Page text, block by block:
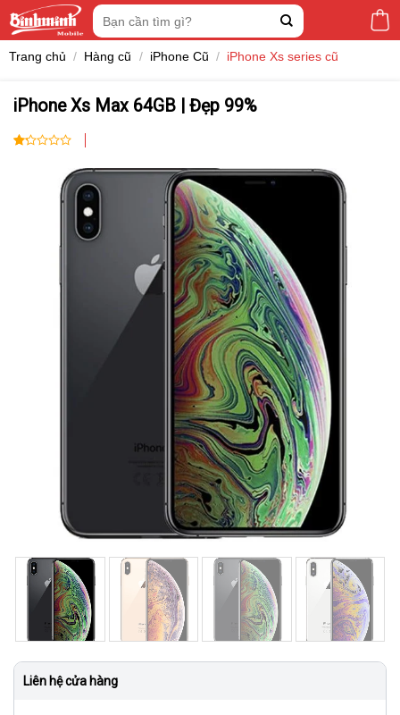
Tìm
kiếm:
Trang chủ / Hàng cũ / iPhone Cũ / iPhone Xs series cũ
iPhone Xs Max 64GB | Đẹp 99%
Liên hệ cửa hàng